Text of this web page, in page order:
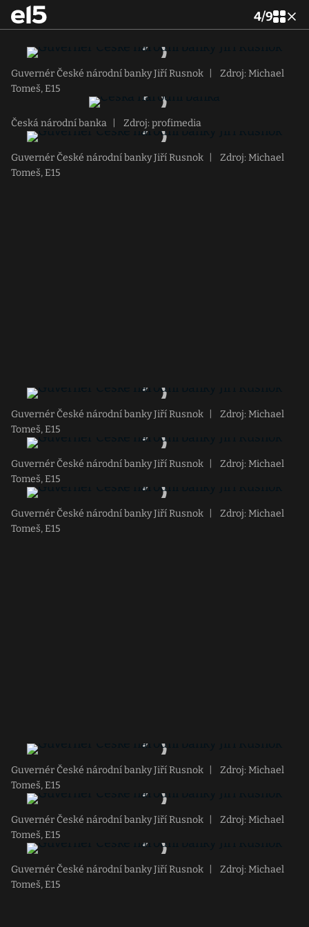
4/9
Guvernér České národní banky Jiří Rusnok
Zdroj: Michael
Tomeš, E15
Česká národní banka Zdroj: profimedia
Guvernér České národní banky Jiří Rusnok
Zdroj: Michael
Tomeš, E15
Guvernér České národní banky Jiří Rusnok
Zdroj: Michael
Tomeš, E15
Guvernér České národní banky Jiří Rusnok
Zdroj: Michael
Tomeš, E15
Guvernér České národní banky Jiří Rusnok
Zdroj: Michael
Tomeš, E15
Guvernér České národní banky Jiří Rusnok
Zdroj: Michael
Tomeš, E15
Guvernér České národní banky Jiří Rusnok
Zdroj: Michael
Tomeš, E15
Guvernér České národní banky Jiří Rusnok
Zdroj: Michael
Tomeš, E15